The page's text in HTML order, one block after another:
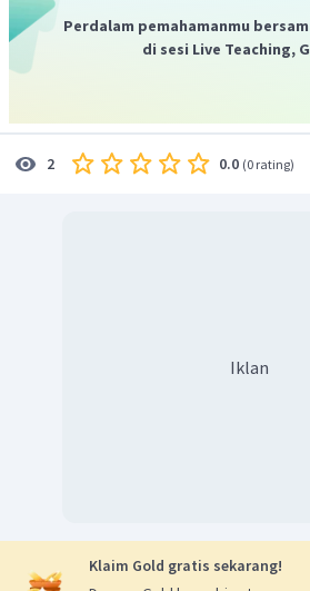
asam. Campuran dapat
Perdalam pemahamanmu
di sesi Live Teaching,
2 0.0 (0 rating)
Iklan
Klaim Gold gratis sekarang!